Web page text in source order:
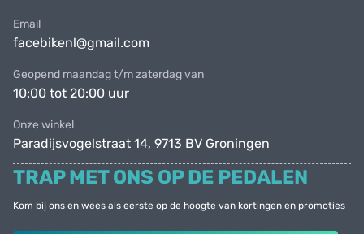
Email
facebikenl@gmail.com
Geopend maandag t/m zaterdag van
10:00 tot 20:00 uur
Onze winkel
Paradijsvogelstraat 14, 9713 BV Groningen
TRAP MET ONS OP DE PEDALEN
Kom bij ons en wees als eerste op de hoogte van kortingen en promoties